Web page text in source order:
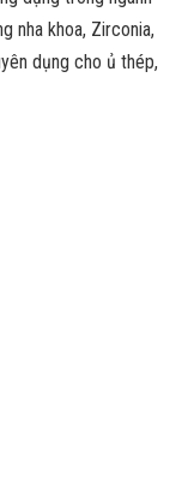
nha khoa, Zirconia,
dụng cho ủ thép,